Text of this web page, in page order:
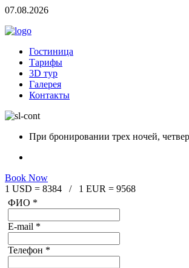
07.08.2026
Гостиница
Тарифы
3D тур
Галерея
Контакты
При бронировании трех ночей,
Book Now
1 USD = 8384 / 1 EUR = 9568
ФИО *
E-mail *
Телефон *